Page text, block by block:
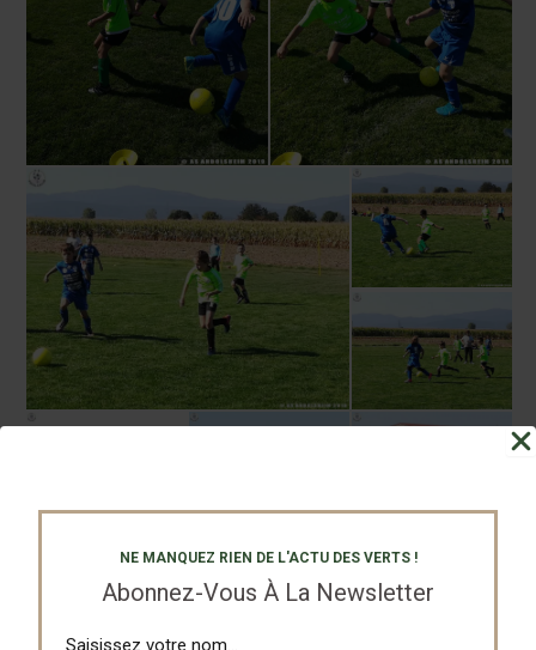
NE MANQUEZ RIEN DE L'ACTU DES VERTS !
Abonnez-Vous À La Newsletter